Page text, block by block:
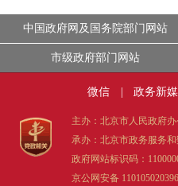
中国政府网及国务院部门网站
市级政府部门网站
微信 政务新
主办：北京市人民政府
承办：北京市政务服务
政府网站标识码：
京公网安备